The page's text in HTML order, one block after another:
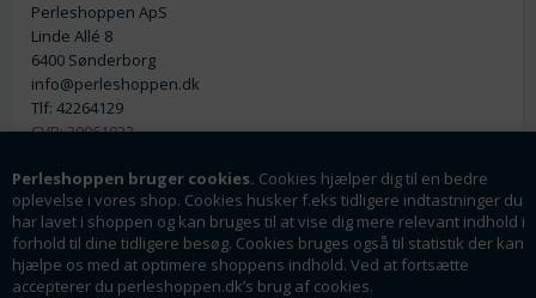
Perleshoppen bruger cookies. Cookies hjælper dig til en bedre
oplevelse i vores shop. Cookies husker f.eks tidligere indtastninger du
har lavet i shoppen og kan bruges til at vise dig mere relevant indhold i
forhold til dine tidligere besøg. Cookies bruges også til statistik der kan
hjælpe os med at optimere shoppens indhold. Ved at fortsætte
accepterer du perleshoppen.dk’s brug af cookies.
Perleshoppen ApS
Linde Allé 8
6400 Sønderborg
info@perleshoppen.dk
Tlf: 42264129
CVR: 39061023
Nyhedsmail